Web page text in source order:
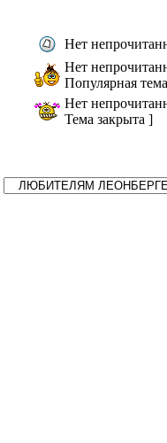
Нет
Нет
Популярная
Нет
Тема закрыта ]